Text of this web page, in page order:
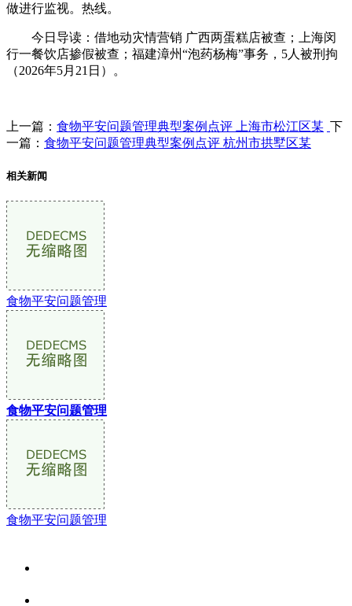
做进行监视。热线。
今日导读：借地动灾情营销 广西两蛋糕店被查；上海闵
行一餐饮店掺假被查；福建漳州“泡药杨梅”事务，5人被刑拘
（2026年5月21日）。
上一篇： 食物平安问题管理典型案例点评 上海市松江区某 下
一篇： 食物平安问题管理典型案例点评 杭州市拱墅区某
相关新闻
食物平安问题管理
食物平安问题管理
食物平安问题管理